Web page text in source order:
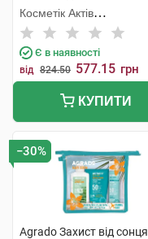
потовиділення 96 годин
захисту 2х50 мл 1 набір
Косметік Актів
Інтернаціональ
Є в наявності
від 824.50 577.15 грн
КУПИТИ
−30%
Agrado Захист від сонця